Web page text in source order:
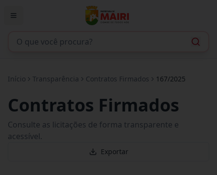
Início Transparência Contratos Firmados 167/2025
Contratos Firmados
Consulte as licitações de forma transparente e
acessível.
Exportar